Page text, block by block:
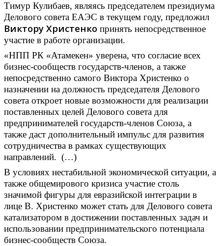
Тимур Кулибаев, являясь председателем президиума
Делового совета ЕАЭС в текущем году, предложил
Виктору Христенко принять непосредственное
участие в работе организации.
«НПП РК «Атамекен» уверена, что согласие всех
бизнес-сообществ государств-членов, а также
непосредственно самого Виктора Христенко о
назначении на должность председателя Делового
совета откроет новые возможности для реализации
поставленных целей Делового совета для
предпринимателей государств-членов Союза, а
также даст дополнительный импульс для развития
сотрудничества в рамках существующих
направлений. (…)
В условиях нестабильной экономической ситуации, а
также общемирового кризиса участие столь
значимой фигуры для евразийской интеграции в
лице В. Христенко может стать для Делового совета
катализатором в достижении поставленных задач и
использовании предпринимательского потенциала
бизнес-сообществ Союза.